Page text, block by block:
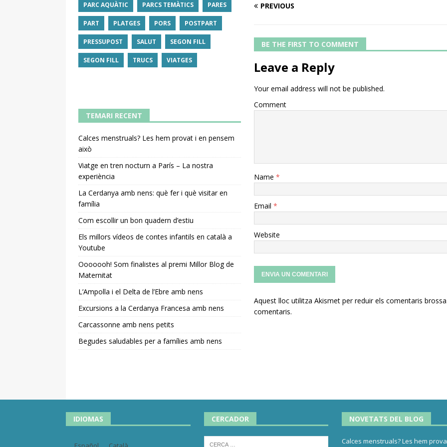
PREVIOUS
BE THE FIRST TO COMMENT
Leave a Reply
Your email address will not be published.
Comment
Name *
Email *
Website
Aquest lloc utilitza Akismet per reduir els comentaris
comentaris.
PARC AQUÀTIC PARCS TEMÀTICS PARES
PART PLATGES PORS POSTPART
PRESSUPOST SALUT SEGON FILL
SEGON FILL TRUCS VIATGES
TEMARI RECENT
Calces menstruals? Les hem provat i en pensem
això
Viatge en tren nocturn a París – La nostra
experiència
La Cerdanya amb nens: què fer i què visitar en
família
Com escollir un bon quadern d’estiu
Els millors vídeos de contes infantils en català a
Youtube
Ooooooh! Som finalistes al premi Millor Blog de
Maternitat
L’Ampolla i el Delta de l’Ebre amb nens
Excursions a la Cerdanya Francesa amb nens
Carcassonne amb nens petits
Begudes saludables per a famílies amb nens
IDIOMAS CERCADOR NOVETATS DEL BLOG
Calces menstruals? Les hem